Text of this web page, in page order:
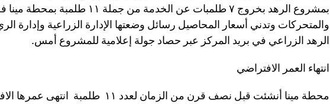
بمشروع الرهد بخروج ٧ طلمبات عن الخدمة من
والمتحركات وتدني أسعار المحاصيل رسائل وضعتها الإدارة الزراعية
الرهد الزراعي في بريد المركز عبر حصاد جولة إعلامية للمشروع أمس.
انتهاء العمر الافتراضي
محطة مينا أنشئت قبل نصف قرن من الزمان